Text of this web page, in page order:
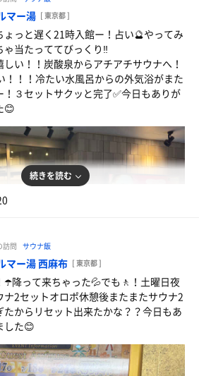
マー湯 [ 東京都 ]
ょっと遅く21時入館ー！占い🔮やってみ
ゃ当たっててびっくり‼️
い！！炭酸泉からアチアチサウナへ！
！！！冷たい水風呂からの外気浴がまた
！３セットサクッと完了✅今日もありが
😊
続きを読む
訪問 サウナ飯
マー湯 西麻布 [ 東京都 ]
☂️降って来ちゃった💦でも🚶！土曜日夜
ナ2セットオロポ休憩後またまたサウナ2
からリセット出来たかな？？今日もあ
した😊